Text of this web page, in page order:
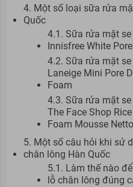
4. Một số loại sữa rửa
Quốc
4.1. Sữa rửa mặt
Innisfree White
4.2. Sữa rửa mặt
Laneige Mini Pore
Foam
4.3. Sữa rửa mặt
The Face Shop
Foam Mousse
5. Một số câu hỏi khi sử
chân lông Hàn Quốc
5.1. Làm thế nào
lỗ chân lông đúng